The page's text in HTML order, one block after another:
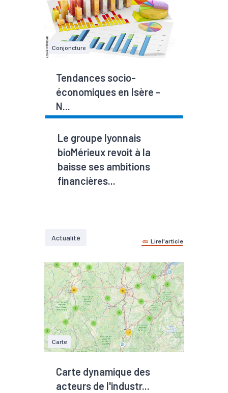
Conjoncture
Tendances socio-
économiques en Isère -
N...
Le groupe lyonnais
bioMérieux revoit à la
baisse ses ambitions
financières...
Actualité Lire l'article
Carte
Carte dynamique des
acteurs de l'industr...